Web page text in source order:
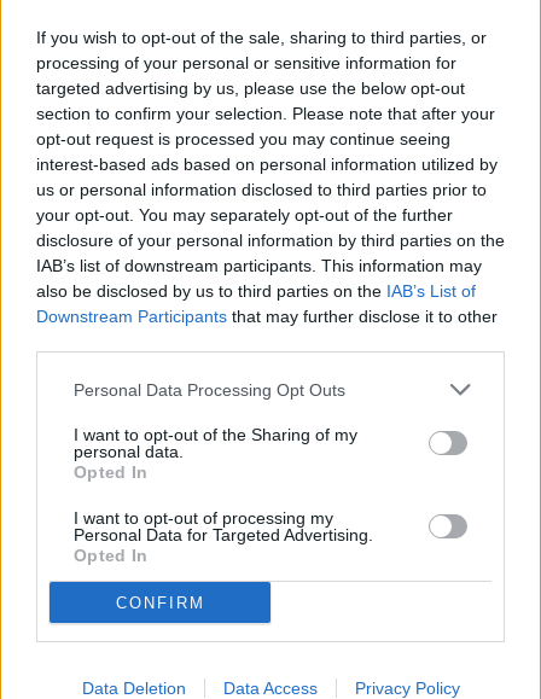
If you wish to opt-out of the sale, sharing to third parties, or
processing of your personal or sensitive information for
targeted advertising by us, please use the below opt-out
section to confirm your selection. Please note that after your
opt-out request is processed you may continue seeing
interest-based ads based on personal information utilized by
us or personal information disclosed to third parties prior to
your opt-out. You may separately opt-out of the further
disclosure of your personal information by third parties on the
IAB’s list of downstream participants. This information may
also be disclosed by us to third parties on the IAB’s List of
Downstream Participants that may further disclose it to other
Personal Data Processing Opt Outs
I want to opt-out of the Sharing of my
personal data.
Opted In
I want to opt-out of processing my
Personal Data for Targeted Advertising.
Opted In
CONFIRM
Data Deletion Data Access Privacy Policy
tricolor. Mucha suerte, Hector!
#SomTricolors
Noticias relacionadas
Pau López: "Es uno de los pasos de mi
carrera que más ilusión me hace"
PRIMER EQUIPO
Aron Rodrigo, cedido al Mirandés
PRIMER EQUIPO
Lautaro Spatz refuerza el eje de la
fractura del maléolo tibial
PRIMER EQUIPO